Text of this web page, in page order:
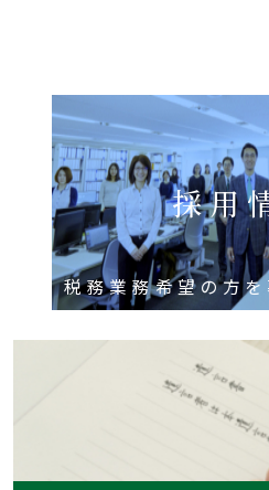
採用
税務業務希望の方を